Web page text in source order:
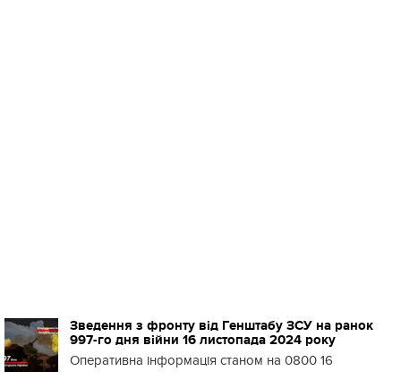
Зведення з фронту від Генштабу ЗСУ на ранок
997-го дня війни 16 листопада 2024 року
Оперативна інформація станом на 0800 16